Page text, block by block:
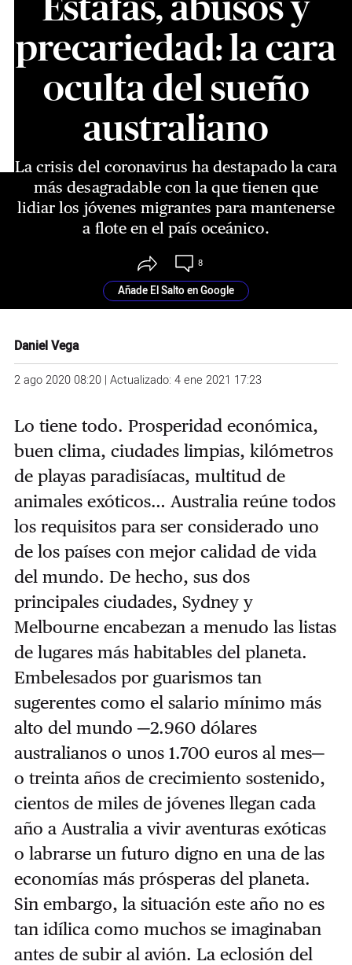
precariedad: la cara
oculta del sueño
australiano
La crisis del coronavirus ha destapado la cara
más desagradable con la que tienen que
lidiar los jóvenes migrantes para mantenerse
a flote en el país oceánico.
8
Añade El Salto en Google
Daniel Vega
2 ago 2020 08:20 | Actualizado: 4 ene 2021 17:23
Lo tiene todo. Prosperidad económica,
buen clima, ciudades limpias, kilómetros
de playas paradisíacas, multitud de
animales exóticos… Australia reúne todos
los requisitos para ser considerado uno
de los países con mejor calidad de vida
del mundo. De hecho, sus dos
principales ciudades, Sydney y
Melbourne encabezan a menudo las listas
de lugares más habitables del planeta.
Embelesados por guarismos tan
sugerentes como el salario mínimo más
alto del mundo─2.960 dólares
australianos o unos 1.700 euros al mes─
o treinta años de crecimiento sostenido,
cientos de miles de jóvenes llegan cada
año a Australia a vivir aventuras exóticas
o labrarse un futuro digno en una de las
economías más prósperas del planeta.
Sin embargo, la situación este año no es
tan idílica como muchos se imaginaban
antes de subir al avión. La eclosión del